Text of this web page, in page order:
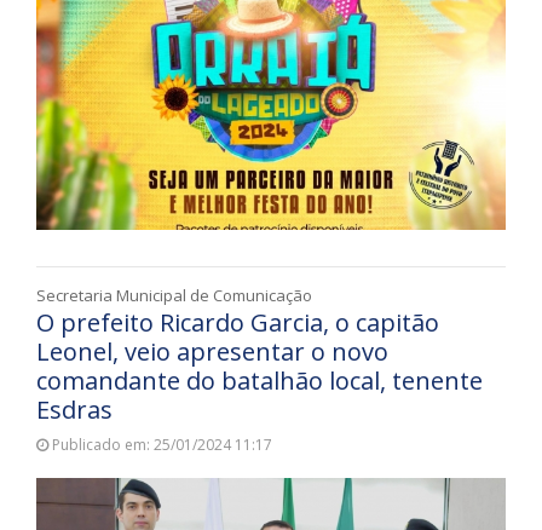
Secretaria Municipal de Comunicação
O prefeito Ricardo Garcia, o capitão
Leonel, veio apresentar o novo
comandante do batalhão local, tenente
Esdras
Publicado em: 25/01/2024 11:17